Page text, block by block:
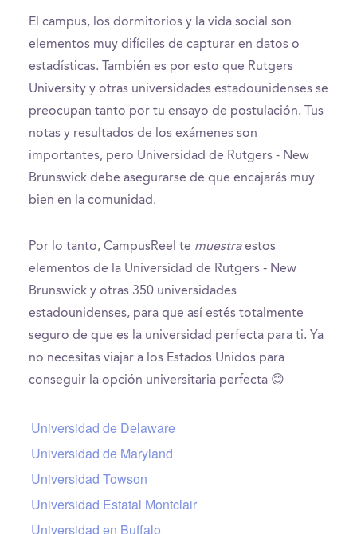
seconds
El campus, los dormitorios y la vida social son
elementos muy difíciles de capturar en datos o
estadísticas. También es por esto que Rutgers
University y otras universidades estadounidenses se
preocupan tanto por tu ensayo de postulación. Tus
notas y resultados de los exámenes son
importantes, pero Universidad de Rutgers - New
Brunswick debe asegurarse de que encajarás muy
bien en la comunidad.
Por lo tanto, CampusReel te muestraestos
elementos de la Universidad de Rutgers - New
Brunswick y otras 350 universidades
estadounidenses, para que así estés totalmente
seguro de que es la universidad perfecta para ti. Ya
no necesitas viajar a los Estados Unidos para
conseguir la opción universitaria perfecta 😊
Universidad de Delaware
Universidad de Maryland
Universidad Towson
Universidad Estatal Montclair
Universidad en Buffalo